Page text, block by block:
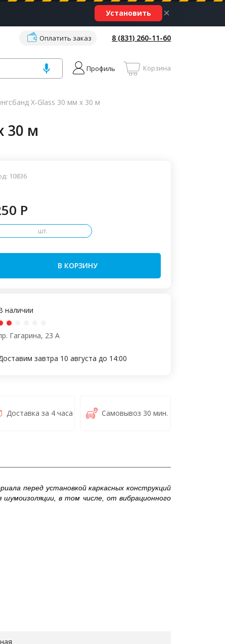
Установить ×
Оплатить заказ 8 (831) 260-11-60
Профиль Корзина
X-Glass 30 мм х 30 м
30 м
10836
P
шт.
В КОРЗИНУ
наличии
Гагарина, 23 А
завтра 10 августа до 14:00
Доставка за 4 часа Самовывоз 30 мин.
перед установкой каркасных конструкций
в том числе, от вибрационного